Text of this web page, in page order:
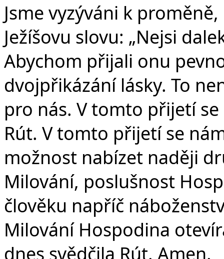
Jsme vyzýváni k
Ježíšovu slovu: „Nejsi
Abychom přijali onu
dvojpřikázání lásky. To
pro nás. V tomto přijetí
Rút. V tomto přijetí se
možnost nabízet naději
Milování, poslušnost
člověku napříč
Milování Hospodina
dnes svědčila Rút. Amen.